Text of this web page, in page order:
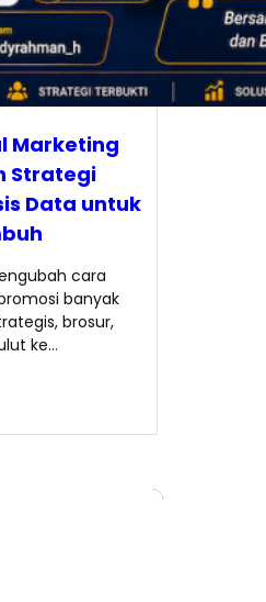
Marketing
Strategi
Data untuk
cara
banyak
brosur,
ke…